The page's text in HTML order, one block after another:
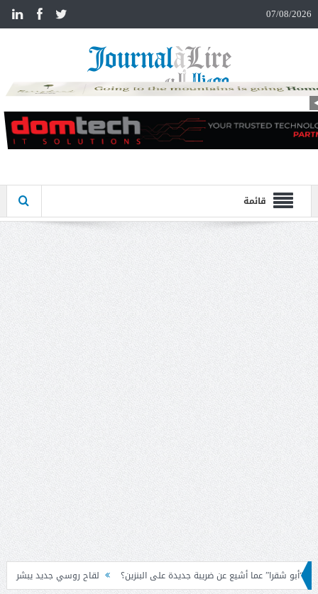
07/08/2026
قائمة
عما أشيع عن ضريبة جديدة على البنزين؟
لقاح روسي جديد يبشر بحماية قوية من